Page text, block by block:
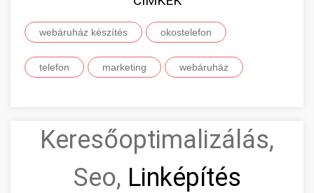
webáruház készítés okostelefon
telefon marketing webáruház
Keresőoptimalizálás,
Seo, Linképítés